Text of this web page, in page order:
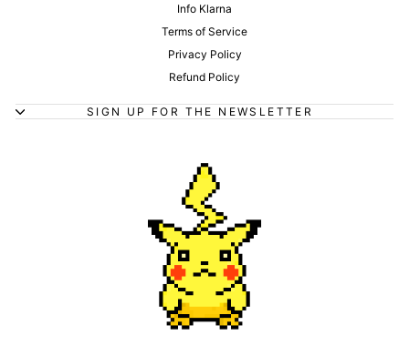
Info Klarna
Terms of Service
Privacy Policy
Refund Policy
SIGN UP FOR THE NEWSLETTER